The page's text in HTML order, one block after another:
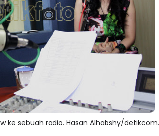
ke sebuah radio. Hasan Alhabshy/detikcom.